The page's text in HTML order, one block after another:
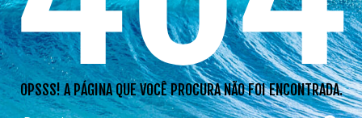
OPSSS! A PÁGINA QUE VOCÊ PROCURA NÃO FOI ENCONTRADA.